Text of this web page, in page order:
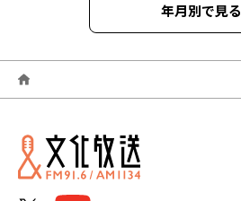
年月別で見る
2025年09月
2025年08月
2025年07月